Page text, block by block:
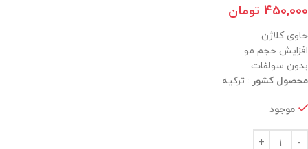
450,000 تومان
حاوی کلاژن
افزایش حجم مو
بدون سولفات
محصول کشور : ترکیه
موجود